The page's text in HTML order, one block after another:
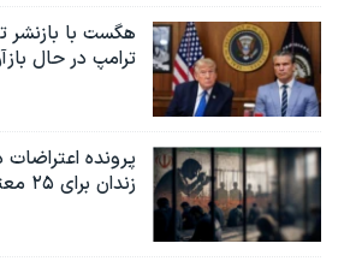
هگست با بازنشر
ترامپ در حال
زندان برای ۲۵ معترض در اردبیل